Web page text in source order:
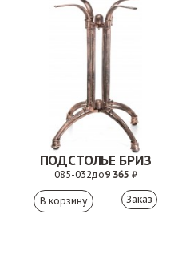
ПОДСТОЛЬЕ БРИЗ
085-032до9 365 ₽
Заказ